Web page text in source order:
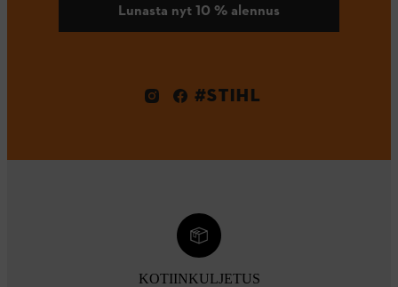
Lunasta nyt 10 % alennus
#STIHL
KOTIINKULJETUS